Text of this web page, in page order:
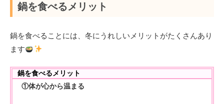
鍋を食べるメリット
鍋を食べることには、冬にうれしいメリットがたくさんあり
ます
鍋を食べるメリット
①体が心から温まる